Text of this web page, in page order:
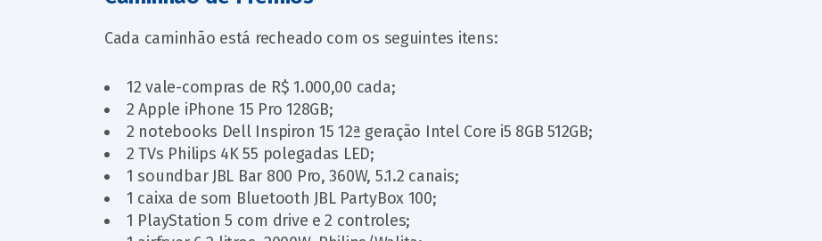
Cada caminhão está recheado com os seguintes itens:
12 vale-compras de R$ 1.000,00 cada;
2 Apple iPhone 15 Pro 128GB;
2 notebooks Dell Inspiron 15 12ª geração Intel Core i5 8GB 512GB;
2 TVs Philips 4K 55 polegadas LED;
1 soundbar JBL Bar 800 Pro, 360W, 5.1.2 canais;
1 caixa de som Bluetooth JBL PartyBox 100;
1 PlayStation 5 com drive e 2 controles;